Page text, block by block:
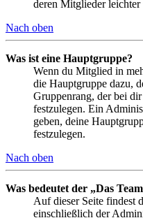
deren Mitglieder
Nach oben
Was ist eine Hauptgruppe?
Wenn du Mitglied in
die Hauptgruppe dazu,
Gruppenrang, der bei
festzulegen. Ein
geben, deine
festzulegen.
Nach oben
Was bedeutet der „Das
Auf dieser Seite findest
einschließlich der